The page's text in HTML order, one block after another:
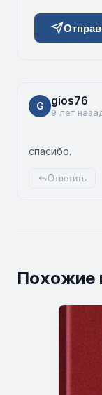
G gios76
9 лет
спасибо.
Ответить
Похожие